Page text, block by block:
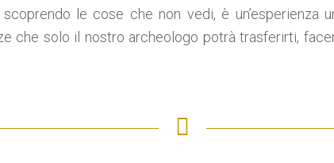
le cose che non vedi, è un’esperienza
che solo il nostro archeologo potrà trasferirti,